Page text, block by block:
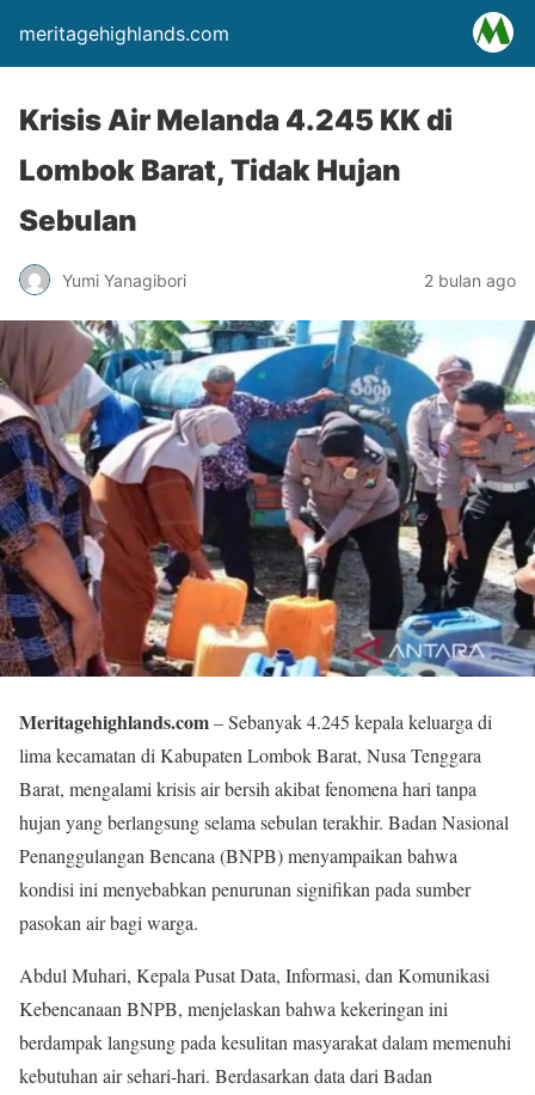
meritagehighlands.com
Krisis Air Melanda 4.245 KK di
Lombok Barat, Tidak Hujan
Sebulan
Yumi Yanagibori 2 bulan ago
Meritagehighlands.com– Sebanyak 4.245 kepala keluarga di
lima kecamatan di Kabupaten Lombok Barat, Nusa Tenggara
Barat, mengalami krisis air bersih akibat fenomena hari tanpa
hujan yang berlangsung selama sebulan terakhir. Badan Nasional
Penanggulangan Bencana (BNPB) menyampaikan bahwa
kondisi ini menyebabkan penurunan signifikan pada sumber
pasokan air bagi warga.
Abdul Muhari, Kepala Pusat Data, Informasi, dan Komunikasi
Kebencanaan BNPB, menjelaskan bahwa kekeringan ini
berdampak langsung pada kesulitan masyarakat dalam memenuhi
kebutuhan air sehari-hari. Berdasarkan data dari Badan